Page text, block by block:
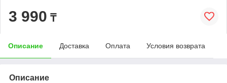
3 990 ₸
Описание Доставка Оплата Условия возврата
Описание